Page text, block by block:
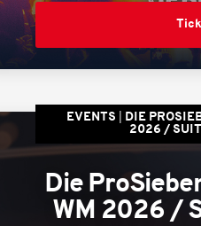
EVENTS
DIE
2026 /
Die
WM 2026 /